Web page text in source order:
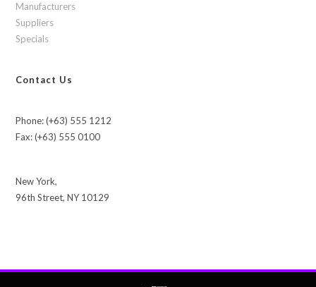
Manufacturers
Suppliers
Specials
Contact Us
Phone: (+63) 555 1212
Fax: (+63) 555 0100
New York,
96th Street, NY 10129